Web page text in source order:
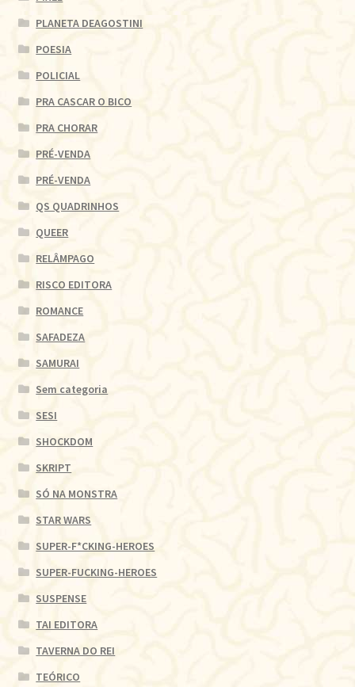
PLANETA DEAGOSTINI
POESIA
POLICIAL
PRA CASCAR O BICO
PRA CHORAR
PRÉ-VENDA
PRÉ-VENDA
QS QUADRINHOS
QUEER
RELÂMPAGO
RISCO EDITORA
ROMANCE
SAFADEZA
SAMURAI
Sem categoria
SESI
SHOCKDOM
SKRIPT
SÓ NA MONSTRA
STAR WARS
SUPER-F*CKING-HEROES
SUPER-FUCKING-HEROES
SUSPENSE
TAI EDITORA
TAVERNA DO REI
TEÓRICO